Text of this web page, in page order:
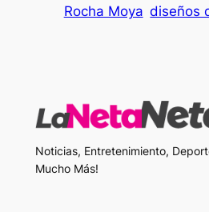
Rocha Moya diseños
Noticias, Entretenimiento,
Mucho Más!